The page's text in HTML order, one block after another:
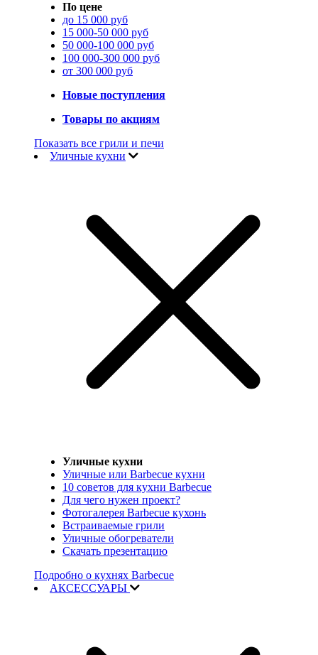
По цене
до 15 000 руб
15 000-50 000 руб
50 000-100 000 руб
100 000-300 000 руб
от 300 000 руб
Новые поступления
Товары по акциям
Показать все грили и печи
Уличные кухни
Уличные кухни
Уличные или Barbecue кухни
10 советов для кухни Barbecue
Для чего нужен проект?
Фотогалерея Barbecue кухонь
Встраиваемые грили
Уличные обогреватели
Скачать презентацию
Подробно о кухнях Barbecue
АКСЕССУАРЫ